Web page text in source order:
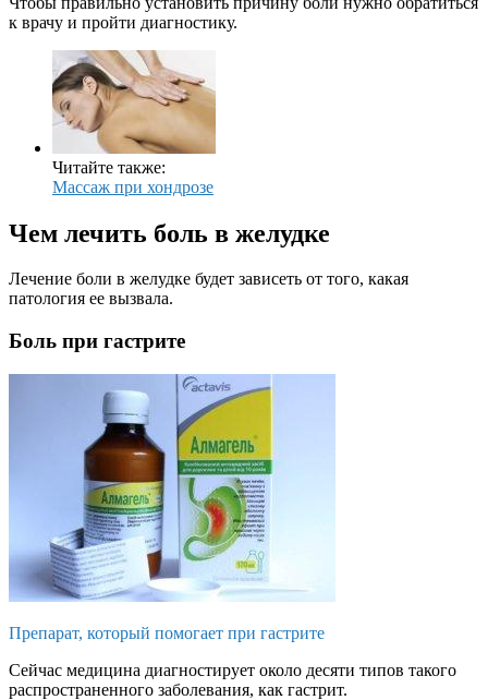
к врачу и пройти диагностику.
Читайте также:
Массаж при хондрозе
Чем лечить боль в желудке
Лечение боли в желудке будет зависеть от того, какая
патология ее вызвала.
Боль при гастрите
Препарат, который помогает при гастрите
Сейчас медицина диагностирует около десяти типов такого
распространенного заболевания, как гастрит.